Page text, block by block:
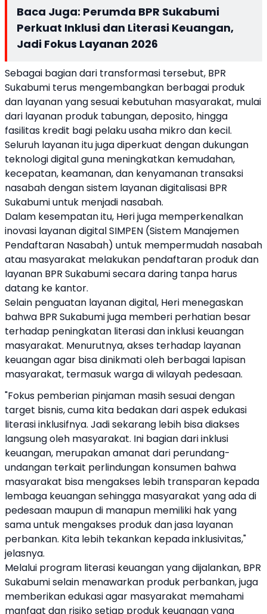
Baca Juga: Perumda BPR Sukabumi
Perkuat Inklusi dan Literasi Keuangan,
Jadi Fokus Layanan 2026
Sebagai bagian dari transformasi tersebut, BPR
Sukabumi terus mengembangkan berbagai produk
dan layanan yang sesuai kebutuhan masyarakat, mulai
dari layanan produk tabungan, deposito, hingga
fasilitas kredit bagi pelaku usaha mikro dan kecil.
Seluruh layanan itu juga diperkuat dengan dukungan
teknologi digital guna meningkatkan kemudahan,
kecepatan, keamanan, dan kenyamanan transaksi
nasabah dengan sistem layanan digitalisasi BPR
Sukabumi untuk menjadi nasabah.
Dalam kesempatan itu, Heri juga memperkenalkan
inovasi layanan digital SIMPEN (Sistem Manajemen
Pendaftaran Nasabah) untuk mempermudah nasabah
atau masyarakat melakukan pendaftaran produk dan
layanan BPR Sukabumi secara daring tanpa harus
datang ke kantor.
Selain penguatan layanan digital, Heri menegaskan
bahwa BPR Sukabumi juga memberi perhatian besar
terhadap peningkatan literasi dan inklusi keuangan
masyarakat. Menurutnya, akses terhadap layanan
keuangan agar bisa dinikmati oleh berbagai lapisan
masyarakat, termasuk warga di wilayah pedesaan.
"Fokus pemberian pinjaman masih sesuai dengan
target bisnis, cuma kita bedakan dari aspek edukasi
literasi inklusifnya. Jadi sekarang lebih bisa diakses
langsung oleh masyarakat. Ini bagian dari inklusi
keuangan, merupakan amanat dari perundang-
undangan terkait perlindungan konsumen bahwa
masyarakat bisa mengakses lebih transparan kepada
lembaga keuangan sehingga masyarakat yang ada di
pedesaan maupun di manapun memiliki hak yang
sama untuk mengakses produk dan jasa layanan
perbankan. Kita lebih tekankan kepada inklusivitas,"
jelasnya.
Melalui program literasi keuangan yang dijalankan, BPR
Sukabumi selain menawarkan produk perbankan, juga
memberikan edukasi agar masyarakat memahami
manfaat dan risiko setiap produk keuangan yang